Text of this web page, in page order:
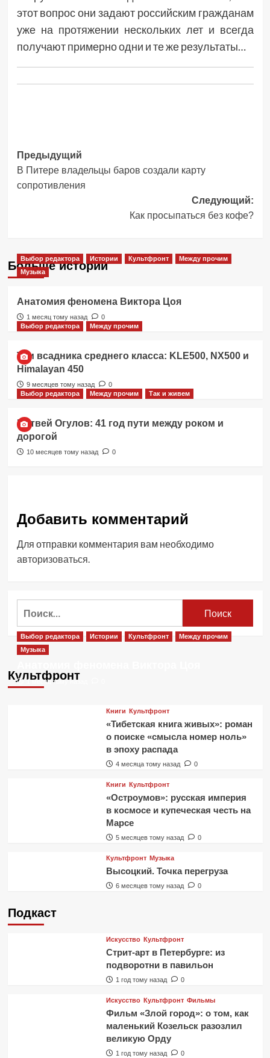
этот вопрос они задают российским гражданам
уже на протяжении нескольких лет и всегда
получают примерно одни и те же результаты…
Навигация
записи
Предыдущий
В Питере владельцы баров создали карту
сопротивления
Следующий:
Как просыпаться без кофе?
Больше историй
Выбор редактора Истории Культфронт
Между прочим
Музыка
Анатомия феномена Виктора Цоя
1 месяц тому назад
0
Выбор редактора
Между прочим
Три всадника среднего класса: KLE500, NX500 и
Himalayan 450
9 месяцев тому назад
0
Выбор редактора
Между прочим Так и живем
Матвей Огулов: 41 год пути между роком и
дорогой
10 месяцев тому назад 0
Добавить комментарий
Для отправки комментария вам необходимо
авторизоваться.
Культфронт
Выбор редактора Истории Культфронт
Между прочим
Музыка
1 месяц тому назад
Книги Культфронт
«Тибетская книга живых»: роман
о поиске «смысла номер ноль»
в эпоху распада
4 месяца тому назад 0
Книги Культфронт
«Остроумов»: русская империя
в космосе и купеческая честь на
Марсе
5 месяцев тому назад 0
Культфронт Музыка
Высоцкий. Точка перегруза
6 месяцев тому назад 0
Подкаст
Искусство Культфронт
Стрит-арт в Петербурге: из
подворотни в павильон
1 год тому назад 0
Искусство Культфронт Фильмы
Фильм «Злой город»: о том, как
маленький Козельск разозлил
великую Орду
1 год тому назад 0